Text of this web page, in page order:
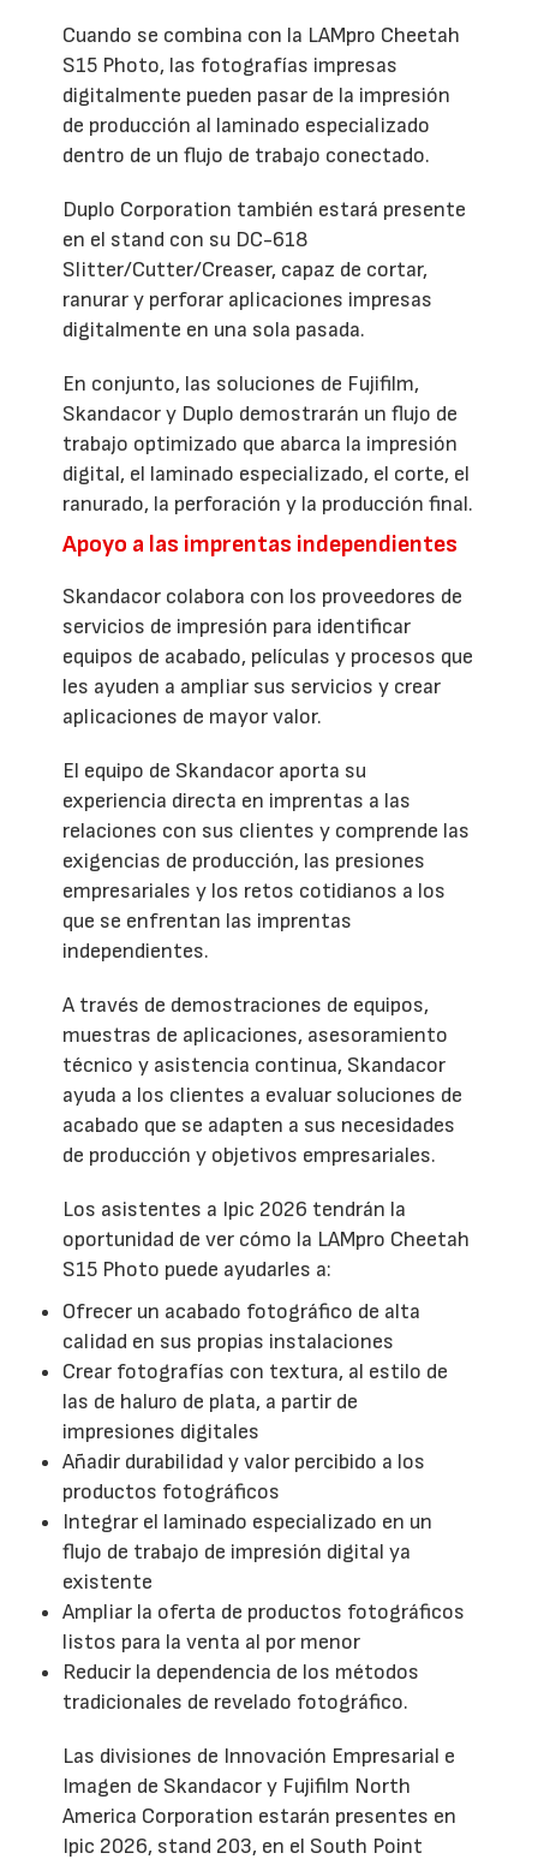
Cuando se combina con la LAMpro Cheetah
S15 Photo, las fotografías impresas
digitalmente pueden pasar de la impresión
de producción al laminado especializado
dentro de un flujo de trabajo conectado.
Duplo Corporation también estará presente
en el stand con su DC-618
Slitter/Cutter/Creaser, capaz de cortar,
ranurar y perforar aplicaciones impresas
digitalmente en una sola pasada.
En conjunto, las soluciones de Fujifilm,
Skandacor y Duplo demostrarán un flujo de
trabajo optimizado que abarca la impresión
digital, el laminado especializado, el corte, el
ranurado, la perforación y la producción final.
Apoyo a las imprentas independientes
Skandacor colabora con los proveedores de
servicios de impresión para identificar
equipos de acabado, películas y procesos que
les ayuden a ampliar sus servicios y crear
aplicaciones de mayor valor.
El equipo de Skandacor aporta su
experiencia directa en imprentas a las
relaciones con sus clientes y comprende las
exigencias de producción, las presiones
empresariales y los retos cotidianos a los
que se enfrentan las imprentas
independientes.
A través de demostraciones de equipos,
muestras de aplicaciones, asesoramiento
técnico y asistencia continua, Skandacor
ayuda a los clientes a evaluar soluciones de
acabado que se adapten a sus necesidades
de producción y objetivos empresariales.
Los asistentes a Ipic 2026 tendrán la
oportunidad de ver cómo la LAMpro Cheetah
S15 Photo puede ayudarles a:
Ofrecer un acabado fotográfico de alta
calidad en sus propias instalaciones
Crear fotografías con textura, al estilo de
las de haluro de plata, a partir de
impresiones digitales
Añadir durabilidad y valor percibido a los
productos fotográficos
Integrar el laminado especializado en un
flujo de trabajo de impresión digital ya
existente
Ampliar la oferta de productos fotográficos
listos para la venta al por menor
Reducir la dependencia de los métodos
tradicionales de revelado fotográfico.
Las divisiones de Innovación Empresarial e
Imagen de Skandacor y Fujifilm North
America Corporation estarán presentes en
Ipic 2026, stand 203, en el South Point